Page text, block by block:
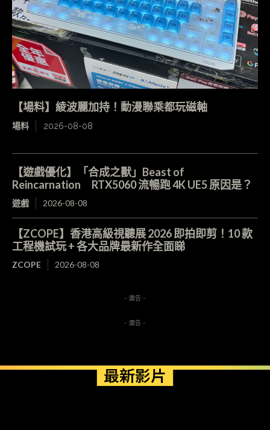
【場料】綾波麗加持！動漫聯乘都玩磁軸
場料 2026-08-08
【遊戲優化】「合成之獸」Beast of
Reincarnation RTX5060 流暢跑 4K UE5 原因是？
遊戲 2026-08-08
【ZCOPE】香港高級視聽展 2026 即拍即剪！10 款
工程機試玩 + 各大品牌最新作全面睇
ZCOPE 2026-08-08
- 廣告 -
- 廣告 -
最新影片